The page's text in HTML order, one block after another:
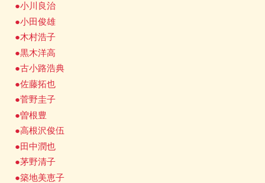
●小川良治
●小田俊雄
●木村浩子
●黒木洋高
●古小路浩典
●佐藤拓也
●菅野圭子
●曽根豊
●高根沢俊伍
●田中潤也
●茅野清子
●築地美恵子